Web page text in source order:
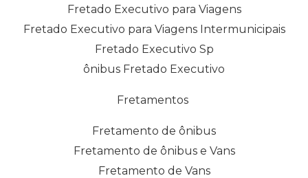
Fretado Executivo para Viagens
Fretado Executivo para Viagens Intermunicipais
Fretado Executivo Sp
ônibus Fretado Executivo
Fretamentos
Fretamento de ônibus
Fretamento de ônibus e Vans
Fretamento de Vans